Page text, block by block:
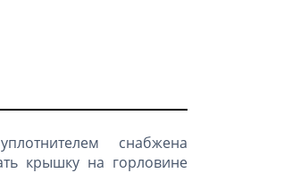
снабжена
крышку на горловине